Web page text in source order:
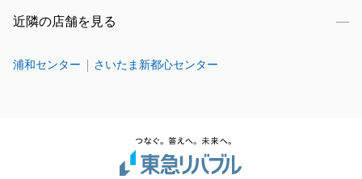
近隣の店舗を見る
浦和センター さいたま新都心センター